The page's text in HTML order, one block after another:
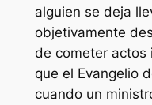
alguien se deja
objetivamente
de cometer actos
que el Evangelio
cuando un